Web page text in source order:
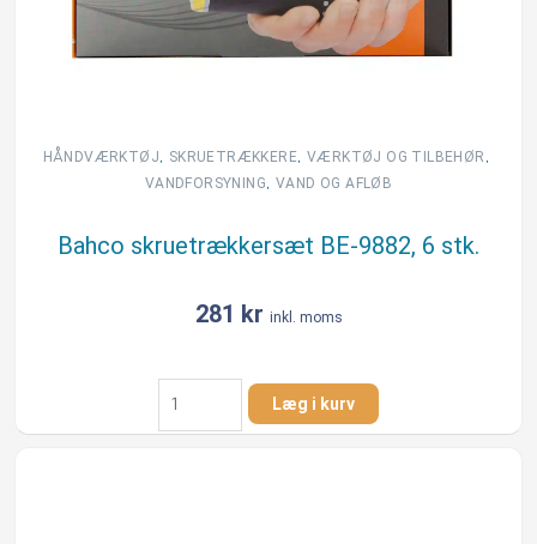
HÅNDVÆRKTØJ, SKRUETRÆKKERE, VÆRKTØJ OG TILBEHØR ,
VANDFORSYNING, VAND OG AFLØB
Bahco skruetrækkersæt BE-9882, 6 stk.
281 kr inkl. moms
Bahco
skruetrækkersæt
BE-
Læg i kurv